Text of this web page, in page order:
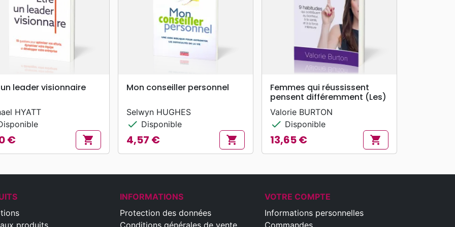
search APERÇU RAPIDE
un leader visionnaire
HYATT
€ shopping_cart
search APERÇU RAPIDE
Mon conseiller personnel
Selwyn HUGHES
check Disponible
Prix
4,57 € shopping_cart
search APERÇU RAPIDE
Femmes qui réussissent
pensent différemment (Les)
Valorie BURTON
check Disponible
Prix
13,65 € shopping_cart
produits
INFORMATIONS
Protection des données
Conditions générales de vente
VOTRE COMPTE
Informations personnelles
Commandes